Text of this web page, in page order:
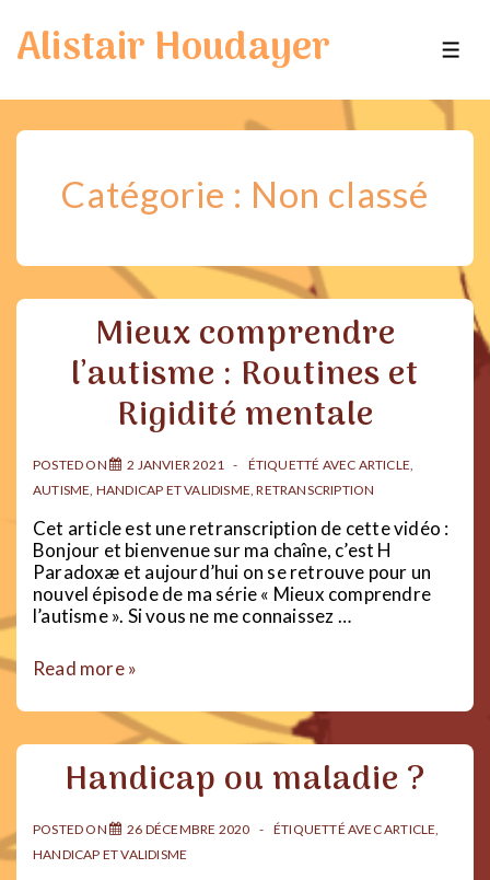
passer
Alistair Houdayer
Catégorie : Non classé
Mieux comprendre
l’autisme : Routines et
Rigidité mentale
POSTED ON 2 JANVIER 2021 ÉTIQUETTÉ AVEC ARTICLE,
AUTISME, HANDICAP ET VALIDISME,RETRANSCRIPTION
Cet article est une retranscription de cette vidéo :
Bonjour et bienvenue sur ma chaîne, c’est H
Paradoxæ et aujourd’hui on se retrouve pour un
nouvel épisode de ma série « Mieux comprendre
l’autisme ». Si vous ne me connaissez …
Mieux
l’autisme
mentale
Read more »
Handicap ou maladie ?
POSTED ON 26 DÉCEMBRE 2020 ÉTIQUETTÉ AVECARTICLE,
HANDICAP ET VALIDISME